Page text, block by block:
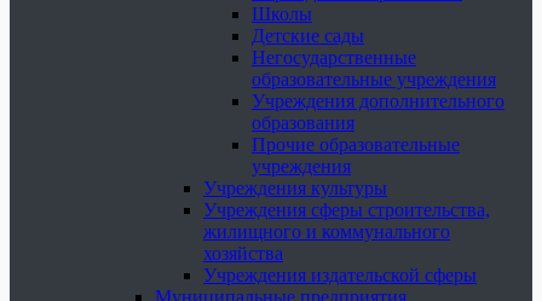
Школы
Детские сады
Негосударственные
образовательные учреждения
Учреждения дополнительного
образования
Прочие образовательные
учреждения
Учреждения культуры
Учреждения сферы строительства,
жилищного и коммунального
хозяйства
Учреждения издательской сферы
Муниципальные предприятия